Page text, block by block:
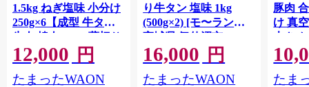
1.5kg ねぎ塩味 小分け
250g×6【成型 牛タン
牛肉 焼肉 BBQ 薄切り
ぎゅうたん スライス
訳あり サイズ不揃
い】 G4721
12,000 円
たまったWAON
り牛タン 塩味 1kg
(500g×2) [モ〜ランド
宮城県 気仙沼市
20564660] 肉 牛肉 精肉
牛たん 牛タン塩 牛た
ん塩 冷凍 焼肉 BBQ ア
16,000 円
たまったWAON
豚肉
け 真
大き
保存
淡路島
ポーク
たま